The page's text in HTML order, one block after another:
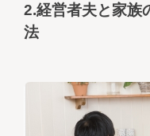
2.経営者夫と家族
法